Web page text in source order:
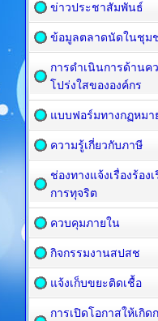
ข่าวประชาสัมพันธ์
ข้อมูลตลาดนัดในชุม
การดำเนินการด้านค
โปร่งใสขององค์กร
แบบฟอร์มทางกฏหมา
ความรู้เกี่ยวกับภาษี
ช่องทางแจ้งเรื่องร้อง
การทุจริต
ควบคุมภายใน
กิจกรรมงานสปสช
แจ้งเก็บขยะติดเชื้อ
การเปิดโอกาสให้เกิด